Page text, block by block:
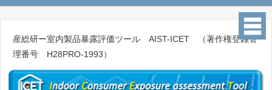
産総研ー室内製品暴露評価ツール AIST-ICET （著作権登録管
理番号 H28PRO-1993）